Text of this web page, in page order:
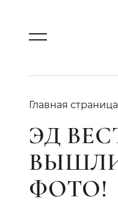
Главная страница
ЭД
ФОТО!